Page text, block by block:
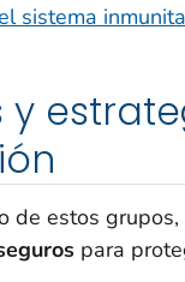
sistema
y
de estos grupos,
para